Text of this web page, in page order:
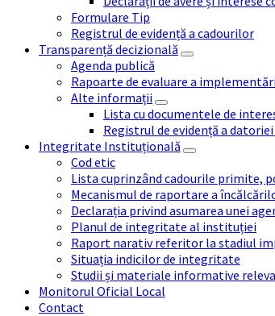
Formulare Tip
Registrul de evidență a cadourilor
Transparență decizională
Agenda publică
Rapoarte de evaluare a
Alte informații
Lista cu documentele de
Registrul de evidență a
Integritate Instituțională
Cod etic
Lista cuprinzând cadourile primite,
Mecanismul de raportare a
Declarația privind asumarea unei
Planul de integritate al instituției
Raport narativ referitor la stadiul
Situația indicilor de integritate
Studii și materiale informative
Monitorul Oficial Local
Contact